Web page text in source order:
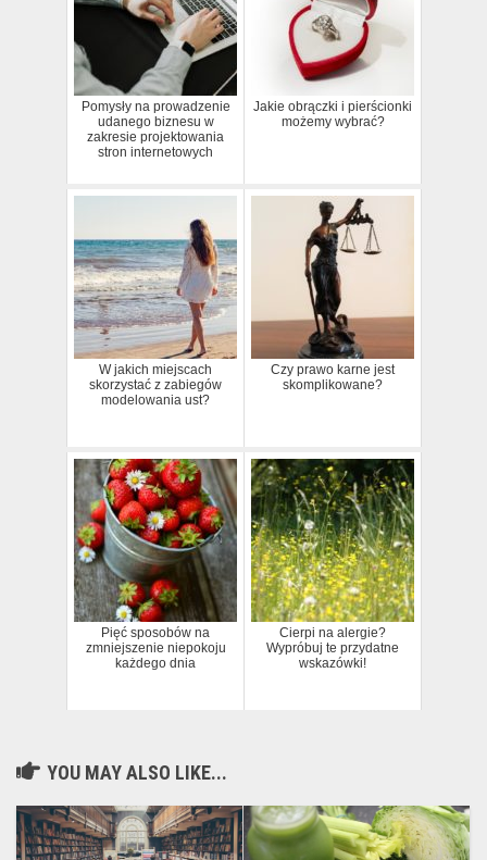
Pomysły na prowadzenie
udanego biznesu w
zakresie projektowania
stron internetowych
Jakie obrączki i pierścionki
możemy wybrać?
W jakich miejscach
skorzystać z zabiegów
modelowania ust?
Czy prawo karne jest
skomplikowane?
Pięć sposobów na
zmniejszenie niepokoju
każdego dnia
Cierpi na alergie?
Wypróbuj te przydatne
wskazówki!
YOU MAY ALSO LIKE...